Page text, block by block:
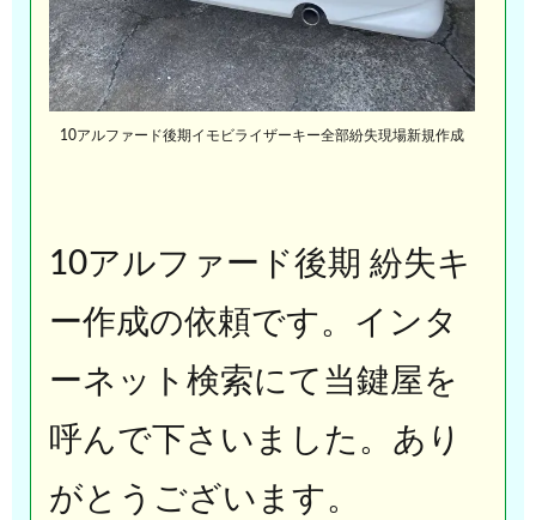
10アルファード後期イモビライザーキー全部紛失現場新規作成
10アルファード後期 紛失キ
ー作成の依頼です。インタ
ーネット検索にて当鍵屋を
呼んで下さいました。あり
がとうございます。